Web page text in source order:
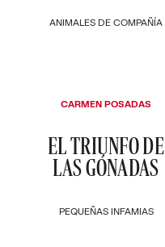
ANIMALES DE COMPAÑÍA
PEQUEÑAS INFAMIAS
EL TRIUNFO DE
LAS GÓNADAS
CARMEN POSADAS